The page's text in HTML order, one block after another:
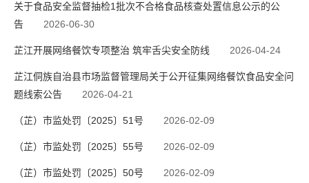
关于食品安全监督抽检1批次不合格食品核查处置信息公示的公
告
2026-06-30
芷江开展网络餐饮专项整治 筑牢舌尖安全防线 2026-04-24
芷江侗族自治县市场监督管理局关于公开征集网络餐饮食品安全问
题线索公告
2026-04-21
（芷）市监处罚〔2025〕51号 2026-02-09
（芷）市监处罚〔2025〕55号 2026-02-09
（芷）市监处罚〔2025〕50号 2026-02-09